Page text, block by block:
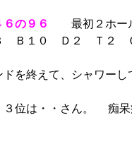
の９６
最初２ホール
Ｂ１０ Ｄ２ Ｔ２
を終えて、シャワー
位は・・さん。 痴呆